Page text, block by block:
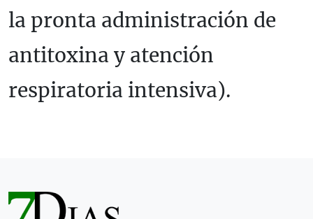
la pronta administración de
antitoxina y atención
respiratoria intensiva).